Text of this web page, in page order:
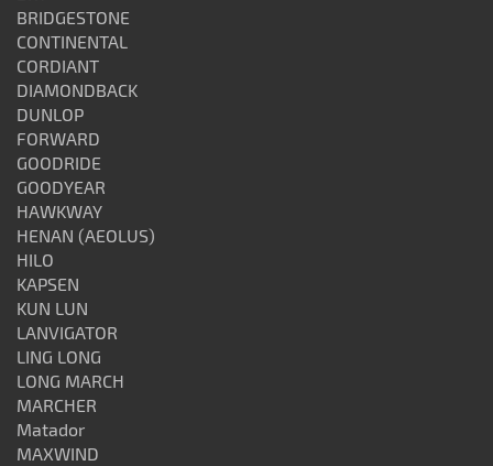
BRIDGESTONE
CONTINENTAL
CORDIANT
DIAMONDBACK
DUNLOP
FORWARD
GOODRIDE
GOODYEAR
HAWKWAY
HENAN (AEOLUS)
HILO
KAPSEN
KUN LUN
LANVIGATOR
LING LONG
LONG MARCH
MARCHER
Matador
MAXWIND